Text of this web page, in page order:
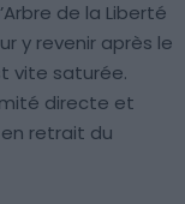
de la Liberté
y revenir après le
vite saturée.
directe et
retrait du